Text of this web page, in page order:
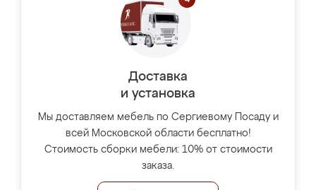
Доставка
и установка
Мы доставляем мебель по Сергиевому Посаду и
всей Московской области бесплатно!
Стоимость сборки мебели: 10% от стоимости
заказа.